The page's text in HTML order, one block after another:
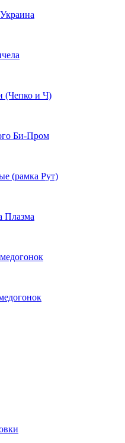
(Чепко и Ч)
Би-Пром
(рамка Рут)
Плазма